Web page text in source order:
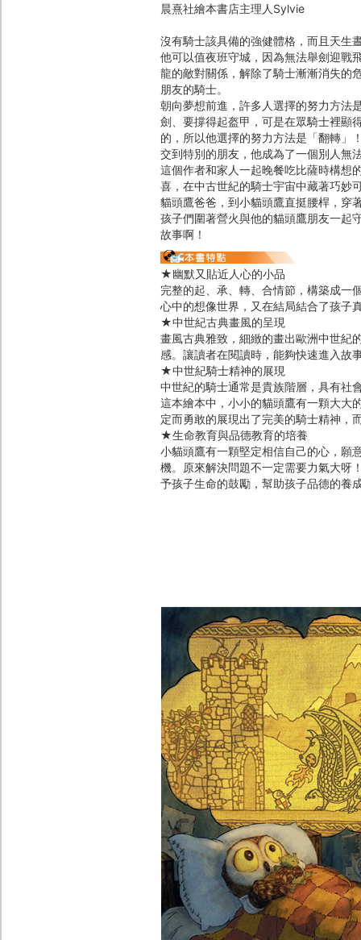
晨熹社繪本書店主理人Sylvie
沒有騎士該具備的強健體格，而且天生
他可以值夜班守城，因為無法舉劍迎戰
龍的敵對關係，解除了騎士漸漸消失的
朋友的騎士。
朝向夢想前進，許多人選擇的努力方法
劍、要撐得起盔甲，可是在眾騎士裡顯
的，所以他選擇的努力方法是「翻轉」
交到特別的朋友，他成為了一個別人無
這個作者和家人一起晚餐吃比薩時構想
喜，在中古世紀的騎士宇宙中藏著巧妙
貓頭鷹爸爸，到小貓頭鷹直挺腰桿，穿
孩子們圍著營火與他的貓頭鷹朋友一起
故事啊！
★幽默又貼近人心的小品
完整的起、承、轉、合情節，構築成一
心中的想像世界，又在結局結合了孩子
★中世紀古典畫風的呈現
畫風古典雅致，細緻的畫出歐洲中世紀
感。讓讀者在閱讀時，能夠快速進入故
★中世紀騎士精神的展現
中世紀的騎士通常是貴族階層，具有社
這本繪本中，小小的貓頭鷹有一顆大大
定而勇敢的展現出了完美的騎士精神，
★生命教育與品德教育的培養
小貓頭鷹有一顆堅定相信自己的心，願
機。原來解決問題不一定需要力氣大呀
予孩子生命的鼓勵，幫助孩子品德的養